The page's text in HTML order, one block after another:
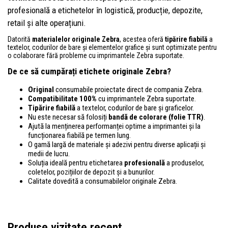
profesională a etichetelor în logistică, producție, depozite,
retail și alte operațiuni.
Datorită materialelor originale Zebra, acestea oferă tipărire fiabilă a
textelor, codurilor de bare și elementelor grafice și sunt optimizate pentru
o colaborare fără probleme cu imprimantele Zebra suportate.
De ce să cumpărați etichete originale Zebra?
Original consumabile proiectate direct de compania Zebra.
Compatibilitate 100% cu imprimantele Zebra suportate.
Tipărire fiabilăa textelor, codurilor de bare și graficelor.
Nu este necesar să folosiți bandă de colorare (folie TTR).
Ajută la menținerea performanței optime a imprimantei și la
funcționarea fiabilă pe termen lung.
O gamă largă de materiale și adezivi pentru diverse aplicații și
medii de lucru.
Soluția ideală pentru etichetarea profesionalăa produselor,
coletelor, pozițiilor de depozit și a bunurilor.
Calitate dovedită a consumabilelor originale Zebra.